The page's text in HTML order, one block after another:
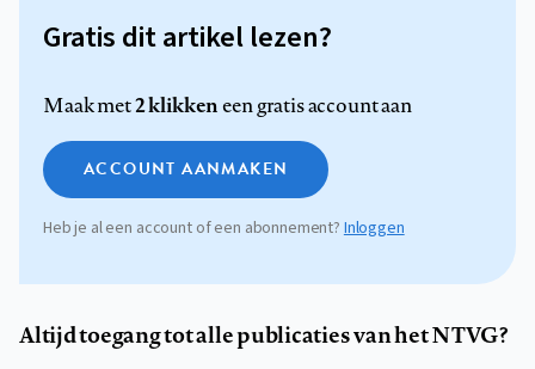
Gratis dit artikel lezen?
Maak met2 klikkeneen gratis account aan
ACCOUNT AANMAKEN
Heb je al een account of een abonnement? Inloggen
Altijd toegang tot alle publicaties van het NTVG?